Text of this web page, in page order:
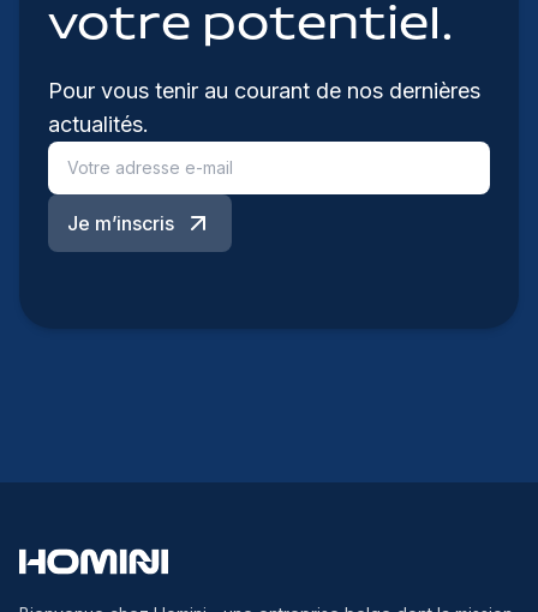
votre potentiel.
Pour vous tenir au courant de nos dernières
actualités.
Je m’inscris